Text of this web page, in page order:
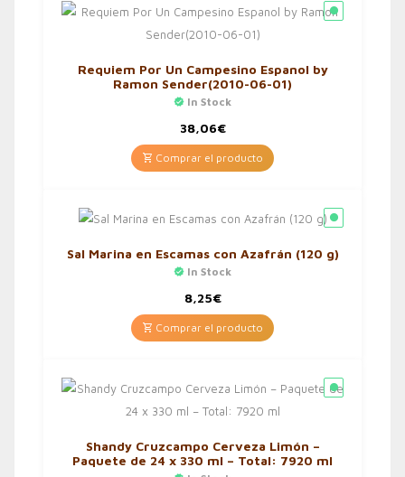
Requiem Por Un Campesino Espanol by
Ramon Sender(2010-06-01)
In Stock
38,06€
Comprar el producto
Sal Marina en Escamas con Azafrán (120 g)
In Stock
8,25€
Comprar el producto
Shandy Cruzcampo Cerveza Limón –
Paquete de 24 x 330 ml – Total: 7920 ml